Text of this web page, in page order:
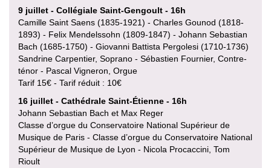
9 juillet - Collégiale Saint-Gengoult - 16h
Camille Saint Saens (1835-1921) - Charles Gounod (1818-
1893) - Felix Mendelssohn (1809-1847) - Johann Sebastian
Bach (1685-1750) - Giovanni Battista Pergolesi (1710-1736)
Sandrine Carpentier, Soprano - Sébastien Fournier, Contre-
ténor - Pascal Vigneron, Orgue
Tarif 15€ - Tarif réduit : 10€
16 juillet - Cathédrale Saint-Étienne - 16h
Johann Sebastian Bach et Max Reger
Classe d’orgue du Conservatoire National Supérieur de
Musique de Paris - Classe d’orgue du Conservatoire National
Supérieur de Musique de Lyon - Nicola Procaccini, Tom
Rioult